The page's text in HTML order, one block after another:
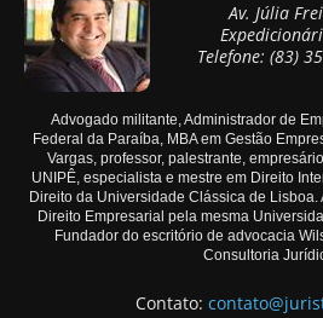
Av. Júlia
Telefone: (83)
Advogado militante, Administrador de
Federal da Paraíba, MBA em Gestão
Vargas, professor, palestrante,
UNIPÊ, especialista e mestre em Direito
Direito da Universidade Clássica de
Direito Empresarial pela mesma
Fundador do escritório de advocacia
Consultoria
Contato: